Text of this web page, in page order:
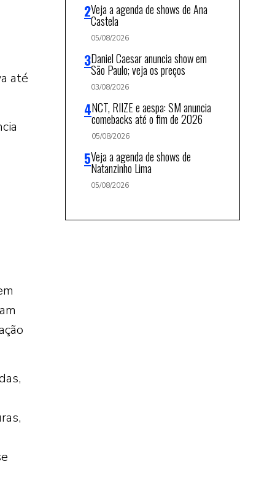
até
Veja a agenda de shows de Ana
Castela
05/08/2026
Daniel Caesar anuncia show em
São Paulo; veja os preços
03/08/2026
NCT, RIIZE e aespa: SM anuncia
comebacks até o fim de 2026
05/08/2026
Veja a agenda de shows de
Natanzinho Lima
05/08/2026